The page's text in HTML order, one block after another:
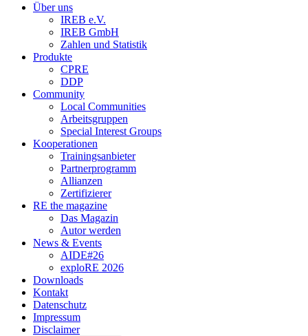
Über uns
IREB e.V.
IREB GmbH
Zahlen und Statistik
Produkte
CPRE
DDP
Community
Local Communities
Arbeitsgruppen
Special Interest Groups
Kooperationen
Trainingsanbieter
Partnerprogramm
Allianzen
Zertifizierer
RE the magazine
Das Magazin
Autor werden
News & Events
AIDE#26
exploRE 2026
Downloads
Kontakt
Datenschutz
Impressum
Disclaimer